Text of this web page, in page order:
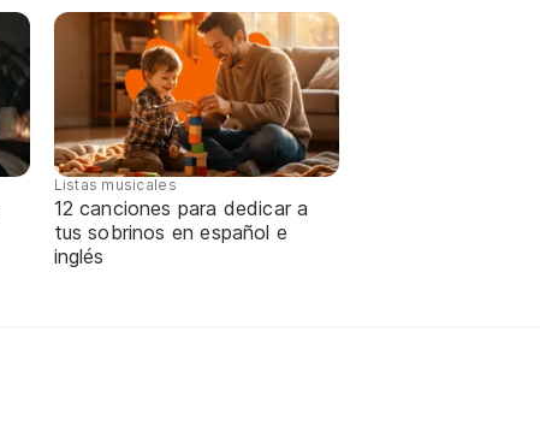
Listas musicales
12 canciones para dedicar a
tus sobrinos en español e
inglés